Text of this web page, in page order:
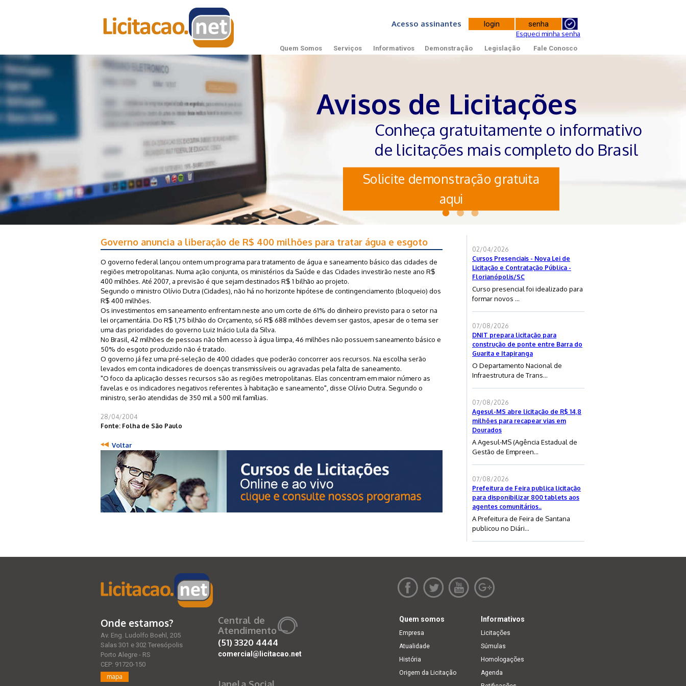
Acesso assinantes
Esqueci minha senha
Quem Somos Serviços Informativos Demonstração Legislação Fale Conosco
Avisos de Licitações
Conheça gratuitamente o informativo
de licitações mais completo do Brasil
Solicite demonstração gratuita
aqui
Governo anuncia a liberação de R$ 400 milhões para tratar água e esgoto
O governo federal lançou ontem um programa para tratamento de água e saneamento básico das cidades de
regiões metropolitanas. Numa ação conjunta, os ministérios da Saúde e das Cidades investirão neste ano R$
400 milhões. Até 2007, a previsão é que sejam destinados R$ 1 bilhão ao projeto.
Segundo o ministro Olívio Dutra (Cidades), não há no horizonte hipótese de contingenciamento (bloqueio) dos
R$ 400 milhões.
Os investimentos em saneamento enfrentam neste ano um corte de 61% do dinheiro previsto para o setor na
lei orçamentária. Do R$ 1,75 bilhão do Orçamento, só R$ 688 milhões devem ser gastos, apesar de o tema ser
uma das prioridades do governo Luiz Inácio Lula da Silva.
No Brasil, 42 milhões de pessoas não têm acesso à água limpa, 46 milhões não possuem saneamento básico e
50% do esgoto produzido não é tratado.
O governo já fez uma pré-seleção de 400 cidades que poderão concorrer aos recursos. Na escolha serão
levados em conta indicadores de doenças transmissíveis ou agravadas pela falta de saneamento.
"O foco da aplicação desses recursos são as regiões metropolitanas. Elas concentram em maior número as
favelas e os indicadores negativos referentes à habitação e saneamento", disse Olívio Dutra. Segundo o
ministro, serão atendidas de 350 mil a 500 mil famílias.
28/04/2004
Fonte: Folha de São Paulo
Voltar
02/04/2026
Cursos Presenciais - Nova Lei de
Licitação e Contratação Pública -
Florianópolis/SC
Curso presencial foi idealizado para
formar novos ...
07/08/2026
DNIT prepara licitação para
construção de ponte entre Barra do
Guarita e Itapiranga
O Departamento Nacional de
Infraestrutura de Trans...
07/08/2026
Agesul-MS abre licitação de R$ 14,8
milhões para recapear vias em
Dourados
A Agesul-MS (Agência Estadual de
Gestão de Empreen...
07/08/2026
Prefeitura de Feira publica licitação
para disponibilizar 800 tablets aos
agentes comunitários..
A Prefeitura de Feira de Santana
publicou no Diári...
Onde estamos?
Av. Eng. Ludolfo Boehl, 205
Salas 301 e 302 Teresópolis
Porto Alegre - RS
CEP: 91720-150
mapa
Central de
Atendimento
(51)3320 4444
comercial@licitacao.net
Quem somos
Empresa
Atualidade
História
Origem da Licitação
Informativos
Licitações
Súmulas
Homologações
Agenda